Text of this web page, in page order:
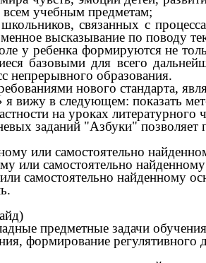
учебным предметам;
связанных с
высказывание по поводу
ребенка формируются не
базовыми для всего
непрерывного образования.
нового стандарта,
я вижу в следующем: показать
на уроках
заданий "Азбуки"
или самостоятельно
или самостоятельно
самостоятельно найденному
предметные задачи
формирование регулятивного